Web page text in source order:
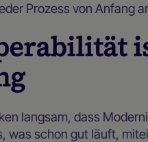
Prozess von Anfang
langsam, dass
was schon gut läuft,